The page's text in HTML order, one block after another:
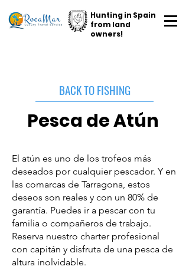
Hunting in Spain
from land
owners!
BACK TO FISHING
Pesca de Atún
El atún es uno de los trofeos más
deseados por cualquier pescador. Y en
las comarcas de Tarragona, estos
deseos son reales y con un 80% de
garantía. Puedes ir a pescar con tu
familia o compañeros de trabajo.
Reserva nuestro charter profesional
con capitán y disfruta de una pesca de
altura inolvidable.